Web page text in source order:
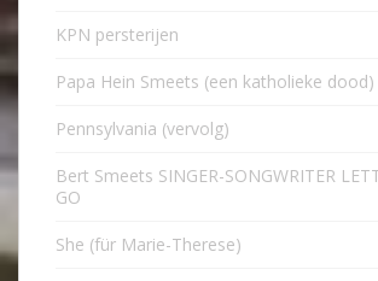
KPN persterijen
Papa Hein Smeets (een katholieke dood)
Pennsylvania (vervolg)
Bert Smeets SINGER-SONGWRITER
GO
She (für Marie-Therese)